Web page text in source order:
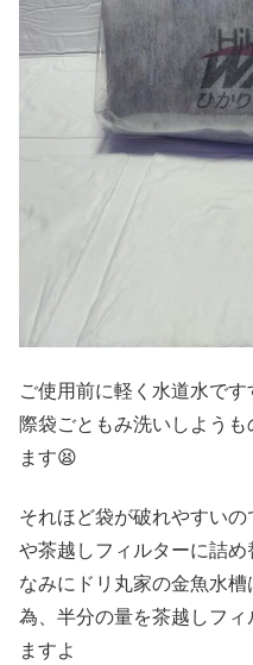
ご使用前に軽く水道水で
際袋ごともみ洗いしよう
ます😫
それほど袋が破れやすい
や茶越しフィルターに詰
なみにドリ丸家の金魚水
為、半分の量を茶越しフ
ますよ